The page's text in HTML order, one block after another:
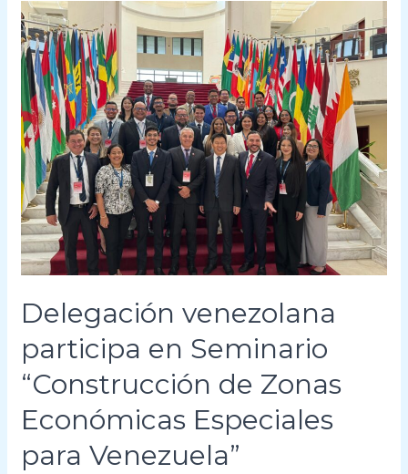
Delegación venezolana
participa en Seminario
“Construcción de Zonas
Económicas Especiales
para Venezuela”
Delegación
venezolana
participa
en
Seminario
“Construcción
de
Zonas
Económicas
Especiales
para
Venezuela”